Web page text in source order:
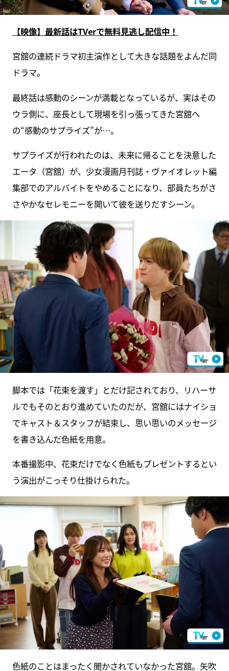
【映像】最新話はTVerで無料見逃し配信中！
宮舘の連続ドラマ初主演作として大きな話題をよんだ同
ドラマ。
最終話は感動のシーンが満載となっているが、実はその
ウラ側に、座長として現場を引っ張ってきた宮舘へ
の“感動のサプライズ”が…。
サプライズが行われたのは、未来に帰ることを決意した
エータ（宮舘）が、少女漫画月刊誌・ヴァイオレット編
集部でのアルバイトをやめることになり、部員たちがさ
さやかなセレモニーを開いて彼を送りだすシーン。
脚本では「花束を渡す」とだけ記されており、リハーサ
ルでもそのとおり進めていたのだが、宮舘にはナイショ
でキャスト＆スタッフが結束し、思い思いのメッセージ
を書き込んだ色紙を用意。
本番撮影中、花束だけでなく色紙もプレゼントするとい
う演出がこっそり仕掛けられた。
色紙のことはまったく聞かされていなかった宮舘。矢吹